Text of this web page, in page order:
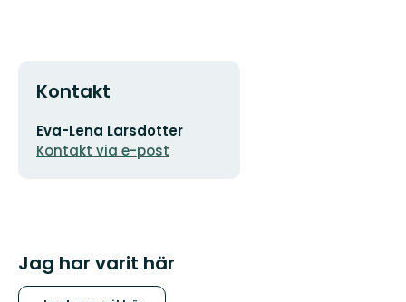
Kontakt
E-
postadress
Eva-Lena Larsdotter
Kontakt via e-post
Jag har varit här